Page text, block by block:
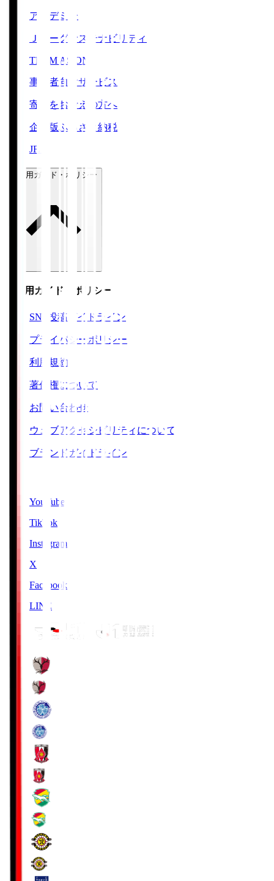
アカデミー
Ｊリーグサステナビリティ
TEAM AS ONE
事業者向けサービス
寄附をお考えの方へ
企業版ふるさと納税
JFA
ご利用ガイド・ポリシー
ご利用ガイド・ポリシー
SNS投稿ガイドライン
プライバシーポリシー
利用規約
著作権について
お問い合わせ
ウェブアクセシビリティについて
ブランドガイドライン
YouTube
TikTok
Instagram
X
Facebook
LINE